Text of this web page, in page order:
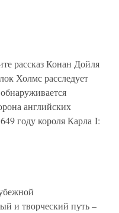
рассказ Конан Дойля
Холмс расследует
английских
году короля Карла I:
и творческий путь –